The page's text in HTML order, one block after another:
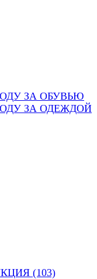
ЗА ОБУВЬЮ
ЗА ОДЕЖДОЙ
(103)